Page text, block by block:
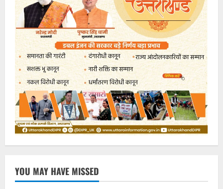
YOU MAY HAVE MISSED